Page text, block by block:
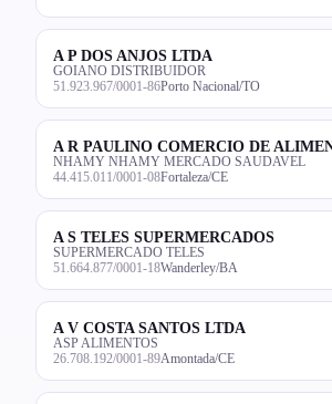
A P DOS ANJOS LTDA
GOIANO DISTRIBUIDOR
51.923.967/0001-86Porto Nacional/TO
A R PAULINO COMERCIO DE
NHAMY NHAMY MERCADO SAUDAVEL
44.415.011/0001-08Fortaleza/CE
A S TELES SUPERMERCADOS
SUPERMERCADO TELES
51.664.877/0001-18Wanderley/BA
A V COSTA SANTOS LTDA
ASP ALIMENTOS
26.708.192/0001-89Amontada/CE